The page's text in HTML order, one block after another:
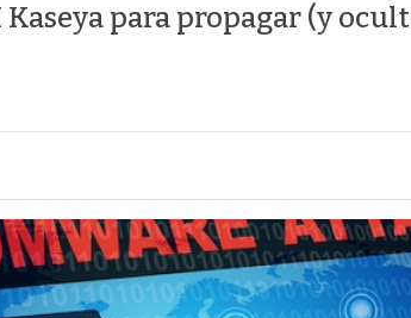
para propagar (y